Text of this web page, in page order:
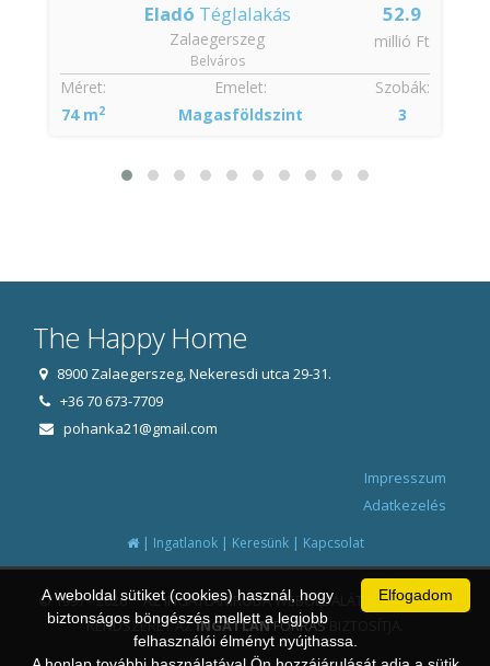
52.9
millió Ft
Eladó Téglalakás
Zalaegerszeg
Belváros
Szobák:
3
Méret:
74 m2
Emelet:
Magasföldszint
The Happy Home
8900 Zalaegerszeg, Nekeresdi utca 29-31.
+36 70 673-7709
pohanka21@gmail.com
Impresszum
Adatkezelés
| Ingatlanok| Keresünk| Kapcsolat
© 1997 - 2026 AZ INGATLANIRODA WEBOLDALÁT ÉS ÜGYVITELI
RENDSZERÉT AZINGATLANFORRÁSBIZTOSÍTJA.
Elfogadom
A weboldal sütiket (cookies) használ, hogy
biztonságos böngészés mellett a legjobb
felhasználói élményt nyújthassa.